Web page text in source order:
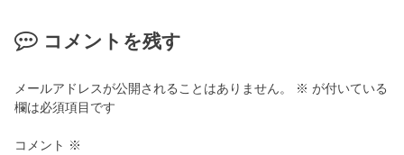
コメントを残す
メールアドレスが公開されることはありません。 ※ が付いている
欄は必須項目です
コメント ※